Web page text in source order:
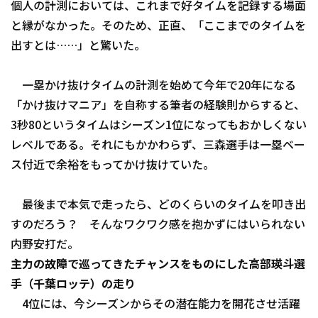
個人の計測においては、これまで好タイムを記録する場面
と縁がなかった。そのため、正直、「ここまでのタイムを
出すとは……」と驚いた。
一塁かけ抜けタイムの計測を始めて今年で20年になる
「かけ抜けマニア」を自称する筆者の経験則からすると、
3秒80というタイムはシーズン1位になってもおかしくない
レベルである。それにもかかわらず、三森選手は一塁ベー
ス付近で余裕をもってかけ抜けていた。
最後まで本気で走ったら、どのくらいのタイムを叩き出
すのだろう？ そんなワクワク感を抱かずにはいられない
内野安打だ。
主力の故障で巡ってきたチャンスをものにした高部瑛斗選
手（千葉ロッテ）の走り
4位には、今シーズンからその潜在能力を開花させ活躍